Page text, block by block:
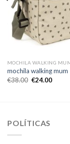
MOCHILA WALKING
mochila walking mum
€38.00 €24.00
POLÍTICAS